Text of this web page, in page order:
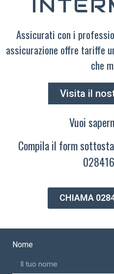
Assicurati con i
assicurazione offre tariffe
che
Visita il
Vuoi
Compila il form
CHIAMA
Nome